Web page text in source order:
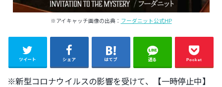
※アイキャッチ画像の出典： フーダニット公式HP
ツイート シェア はてブ 送る Pocket
※新型コロナウイルスの影響を受けて、【一時停止中】